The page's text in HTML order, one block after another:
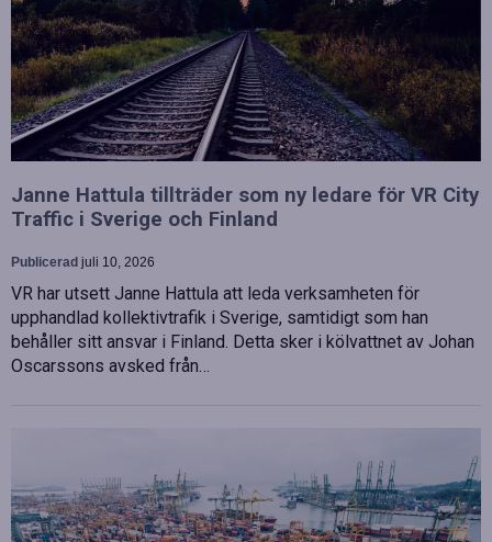
Janne Hattula tillträder som ny ledare för VR City
Traffic i Sverige och Finland
Publicerad juli 10, 2026
VR har utsett Janne Hattula att leda verksamheten för
upphandlad kollektivtrafik i Sverige, samtidigt som han
behåller sitt ansvar i Finland. Detta sker i kölvattnet av Johan
Oscarssons avsked från…